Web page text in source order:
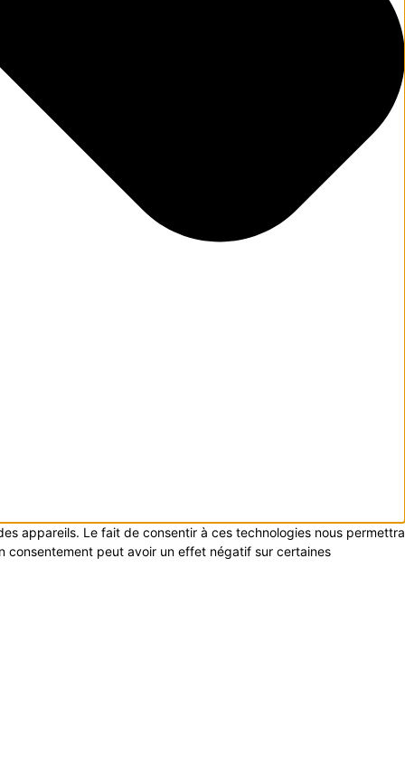
appareils. Le fait de consentir à ces technologies nous permettra
consentement peut avoir un effet négatif sur certaines